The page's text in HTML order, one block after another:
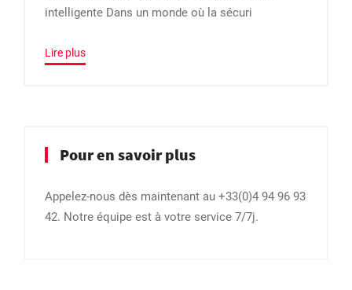
intelligente Dans un monde où la sécuri
Lire plus
Pour en savoir plus
Appelez-nous dès maintenant au +33(0)4 94 96 93
42. Notre équipe est à votre service 7/7j.